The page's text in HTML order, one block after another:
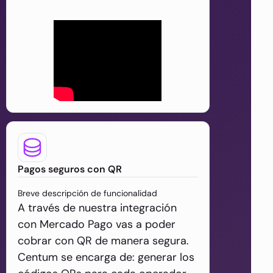
Pagos seguros con QR
Breve descripción de funcionalidad
A través de nuestra integración
con Mercado Pago vas a poder
cobrar con QR de manera segura.
Centum se encarga de: generar los